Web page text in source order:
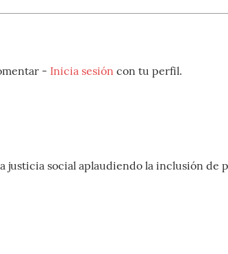
- Inicia sesión con tu perfil.
justicia social aplaudiendo la inclusión de